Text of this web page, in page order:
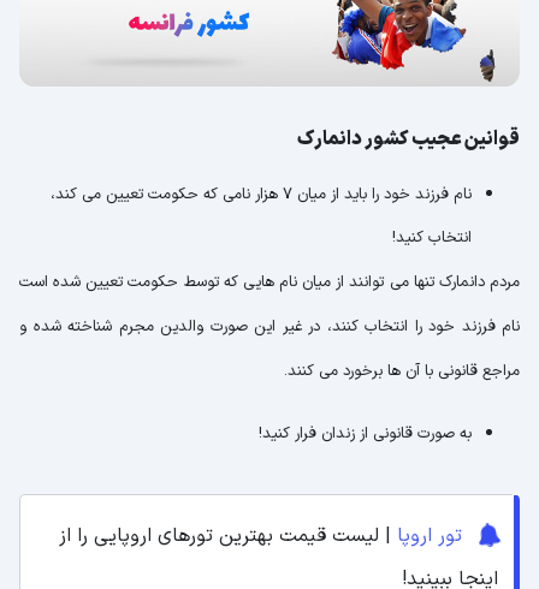
قوانین عجیب کشور دانمارک
نام فرزند خود را باید از میان 7 هزار نامی که حکومت تعیین می کند،
انتخاب کنید!
مردم دانمارک تنها می توانند از میان نام هایی که توسط حکومت تعیین شده است
نام فرزند خود را انتخاب کنند، در غیر این صورت والدین مجرم شناخته شده و
مراجع قانونی با آن ها برخورد می کنند.
به صورت قانونی از زندان فرار کنید!
تور اروپا | لیست قیمت بهترین تورهای اروپایی را از
اینجا ببینید!